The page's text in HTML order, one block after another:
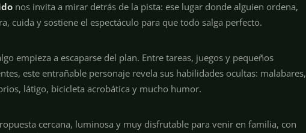
nos invita a mirar detrás de la pista: ese lugar donde alguien ordena,
cuida y sostiene el espectáculo para que todo salga perfecto.
empieza a escaparse del plan. Entre tareas, juegos y pequeños
este entrañable personaje revela sus habilidades ocultas: malabares,
látigo, bicicleta acrobática y mucho humor.
cercana, luminosa y muy disfrutable para venir en familia, con